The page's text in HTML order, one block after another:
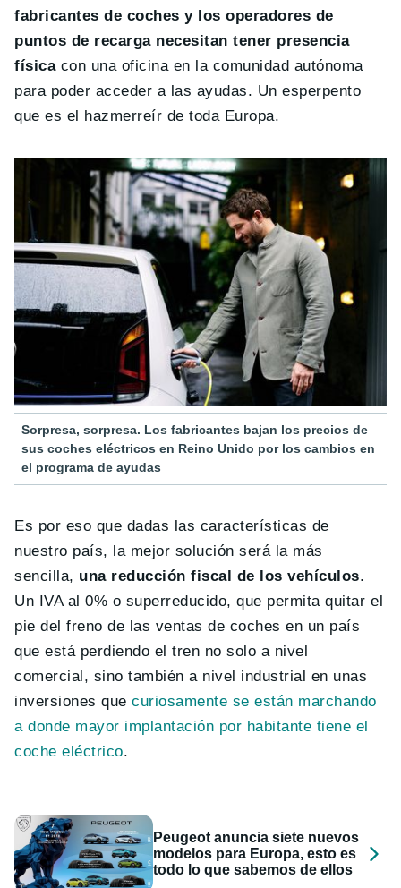
fabricantes de coches y los operadores de
puntos de recarga necesitan tener presencia
físicacon una oficina en la comunidad autónoma
para poder acceder a las ayudas. Un esperpento
que es el hazmerreír de toda Europa.
Sorpresa, sorpresa. Los fabricantes bajan los precios de
sus coches eléctricos en Reino Unido por los cambios en
el programa de ayudas
Es por eso que dadas las características de
nuestro país, la mejor solución será la más
sencilla, una reducción fiscal de los vehículos.
Un IVA al 0% o superreducido, que permita quitar el
pie del freno de las ventas de coches en un país
que está perdiendo el tren no solo a nivel
comercial, sino también a nivel industrial en unas
inversiones quecuriosamente se están marchando
a donde mayor implantación por habitante tiene el
coche eléctrico.
Peugeot anuncia siete nuevos
modelos para Europa, esto es
todo lo que sabemos de ellos